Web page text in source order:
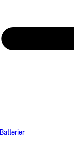
Batterier